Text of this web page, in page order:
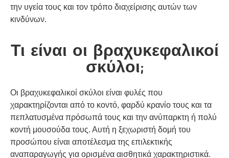
την υγεία τους και τον τρόπο διαχείρισης αυτών των
κινδύνων.
Τι είναι οι βραχυκεφαλικοί
σκύλοι;
Οι βραχυκεφαλικοί σκύλοι είναι φυλές που
χαρακτηρίζονται από το κοντό, φαρδύ κρανίο τους και τα
πεπλατυσμένα πρόσωπά τους και την ανύπαρκτη ή πολύ
κοντή μουσούδα τους. Αυτή η ξεχωριστή δομή του
προσώπου είναι αποτέλεσμα της επιλεκτικής
αναπαραγωγής για ορισμένα αισθητικά χαρακτηριστικά.